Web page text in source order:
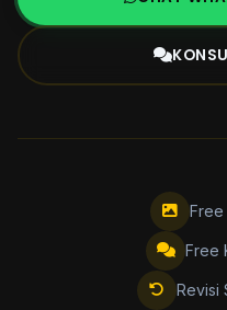
Free
Free
Revisi